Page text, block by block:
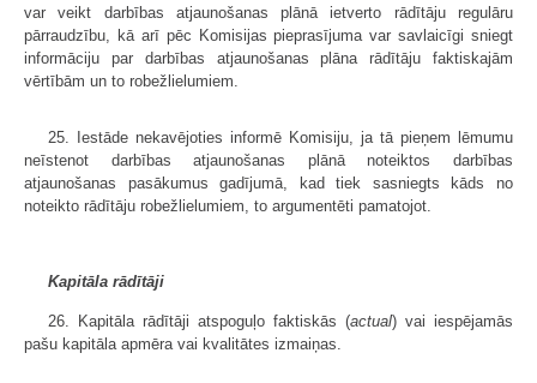
var veikt darbības atjaunošanas plānā ietverto rādītāju regulāru
pārraudzību, kā arī pēc Komisijas pieprasījuma var savlaicīgi sniegt
informāciju par darbības atjaunošanas plāna rādītāju faktiskajām
vērtībām un to robežlielumiem.
25. Iestāde nekavējoties informē Komisiju, ja tā pieņem lēmumu
neīstenot darbības atjaunošanas plānā noteiktos darbības
atjaunošanas pasākumus gadījumā, kad tiek sasniegts kāds no
noteikto rādītāju robežlielumiem, to argumentēti pamatojot.
Kapitāla rādītāji
26. Kapitāla rādītāji atspoguļo faktiskās (actual) vai iespējamās
pašu kapitāla apmēra vai kvalitātes izmaiņas.